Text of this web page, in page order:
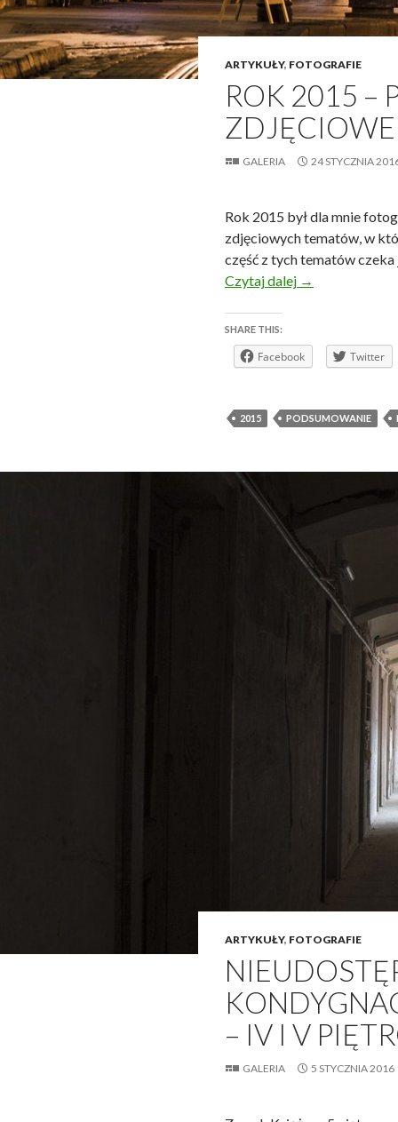
ARTYKUŁY, FOTOGRAFIE
ROK 2015 –
ZDJĘCIOWE
GALERIA 24 STYCZNIA
Rok 2015 był dla mnie
zdjęciowych tematów, w
część z tych tematów
Czytaj dalej
Rok 2015 –
→
SHARE THIS:
Facebook Twitter
2015 PODSUMOWANIE
ARTYKUŁY, FOTOGRAFIE
– IV I V
GALERIA 5 STYCZNIA 2016